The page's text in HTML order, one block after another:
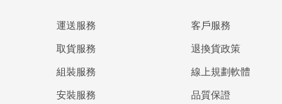
運送服務
取貨服務
組裝服務
安裝服務
客戶服務
退換貨政策
線上規劃軟體
品質保證